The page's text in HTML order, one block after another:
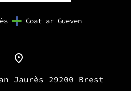
Coat ar Gueven
Jaurès 29200 Brest